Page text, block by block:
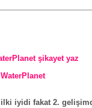
şikayet yaz
iyidi fakat 2.